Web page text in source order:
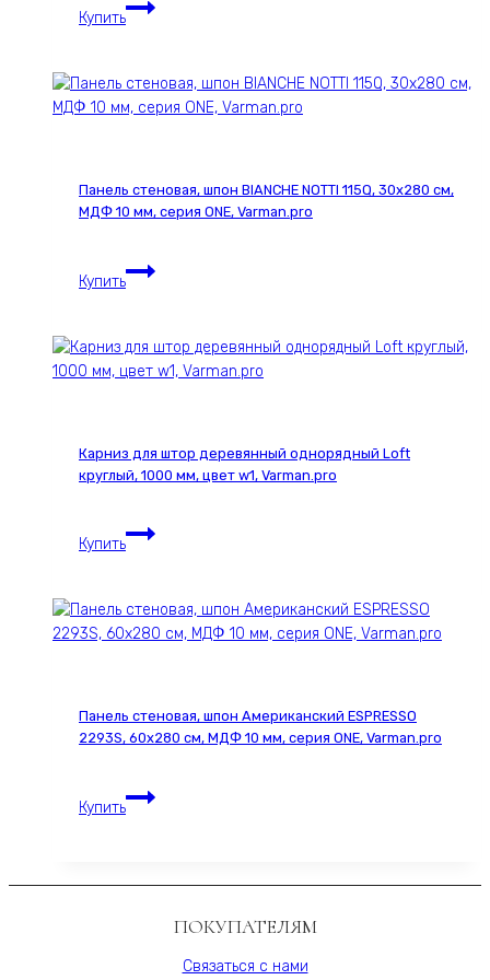
Купитьстеновая,
10
мм,
ONE,
Varman.pro
Панель стеновая, шпон BIANCHE NOTTI 115Q, 30х280 см,
МДФ 10 мм, серия ONE, Varman.pro
Купить
Панель
стеновая,
МДФ
10
серия
ONE,
Карниз для штор деревянный однорядный Loft
круглый, 1000 мм, цвет w1, Varman.pro
Купить
Карниз
для
деревянный
однорядный
мм,
цвет
Varman.pro
Панель стеновая, шпон Американский ESPRESSO
2293S, 60х280 см, МДФ 10 мм, серия ONE, Varman.pro
Купить
Панель
стеновая,
ESPRESSO
60х280ПОКУПАТЕЛЯМ
Связаться с нами